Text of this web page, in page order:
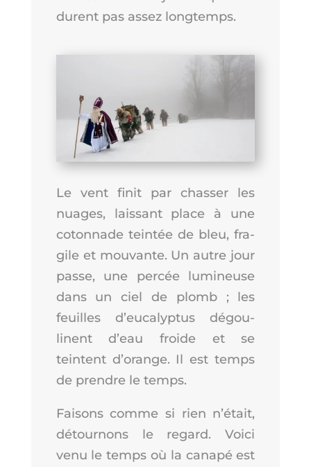
durent pas assez longtemps.
Le vent finit par chas­ser les
nuages, lais­sant place à une
coton­nade tein­tée de bleu, fra­
gile et mou­vante. Un autre jour
passe, une per­cée lumi­neuse
dans un ciel de plomb ; les
feuilles d’eu­ca­lyp­tus dégou­
linent d’eau froide et se
teintent d’o­range. Il est temps
de prendre le temps.
Fai­sons comme si rien n’é­tait,
détour­nons le regard. Voi­ci
venu le temps où la cana­pé est